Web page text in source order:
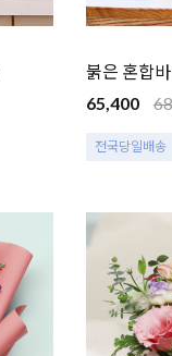
붉은 혼합
65,400
전국당일배송